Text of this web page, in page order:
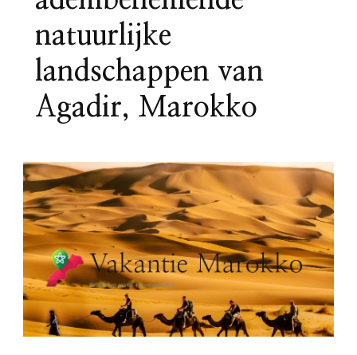
natuurlijke
landschappen van
Agadir, Marokko